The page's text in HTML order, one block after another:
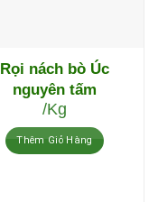
Rọi nách bò Úc
nguyên tấm
/Kg
Thêm Giỏ Hàng